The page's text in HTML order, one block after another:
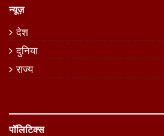
न्यूज़
देश
दुनिया
राज्य
पॉलिटिक्स